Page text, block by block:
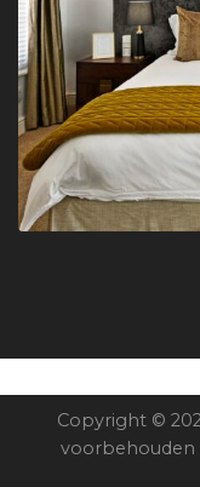
Copyright ©
voorbehouden